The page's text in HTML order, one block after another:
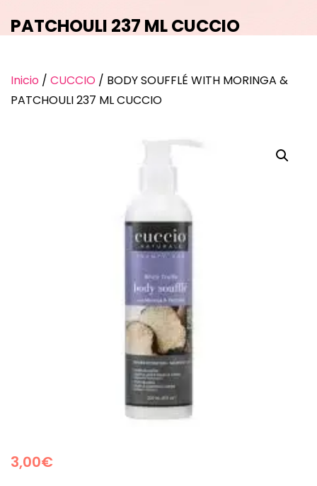
PATCHOULI 237 ML CUCCIO
Inicio / CUCCIO / BODY SOUFFLÉ WITH MORINGA &
PATCHOULI 237 ML CUCCIO
3,00€